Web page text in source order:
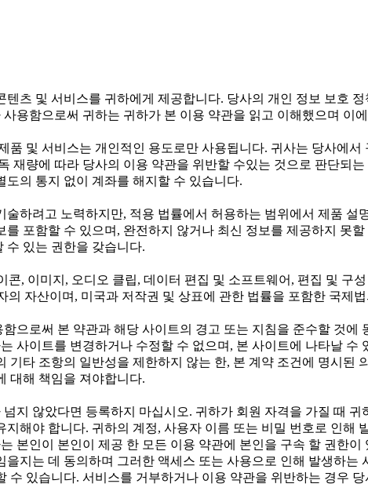
츠 및 서비스를 귀하에게 제공합니다. 당사의 개인 정보 보호
용함으로써 귀하는 귀하가 본 이용 약관을 읽고 이해했으며 이
및 서비스는 개인적인 용도로만 사용됩니다. 귀사는 당사에
재량에 따라 당사의 이용 약관을 위반할 수있는 것으로 판단되
의 통지 없이 계좌를 해지할 수 있습니다.
하려고 노력하지만, 적용 법률에서 허용하는 범위에서 제품
포함할 수 있으며, 완전하지 않거나 최신 정보를 제공하지 못
수 있는 권한을 갖습니다.
, 이미지, 오디오 클립, 데이터 편집 및 소프트웨어, 편집 및 구
자산이며, 미국과 저작권 및 상표에 관한 법률을 포함한 국제
으로써 본 약관과 해당 사이트의 경고 또는 지침을 준수할 것
사이트를 변경하거나 수정할 수 없으며, 본 사이트에 나타날
기타 조항의 일반성을 제한하지 않는 한, 본 계약 조건에 명시된
대해 책임을 져야합니다.
지 않았다면 등록하지 마십시오. 귀하가 회원 자격을 가질 때
해야 합니다. 귀하의 계정, 사용자 이름 또는 비밀 번호로 인해
본인이 본인이 제공 한 모든 이용 약관에 본인을 구속 할 권한
지는 데 동의하며 그러한 액세스 또는 사용으로 인해 발생하
수 있습니다. 서비스를 거부하거나 이용 약관을 위반하는 경우